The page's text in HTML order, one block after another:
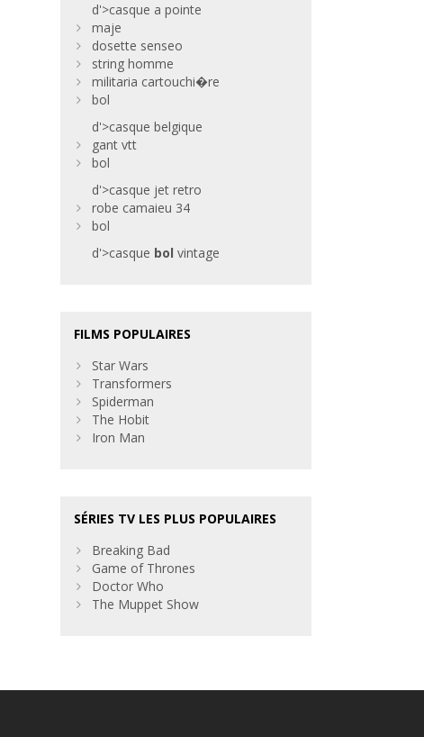
d'>casque a pointe
maje
dosette senseo
string homme
militaria cartouchi�re
bol
d'>casque belgique
gant vtt
bol
d'>casque jet retro
robe camaieu 34
bol
d'>casque bol vintage
FILMS POPULAIRES
Star Wars
Transformers
Spiderman
The Hobit
Iron Man
SÉRIES TV LES PLUS POPULAIRES
Breaking Bad
Game of Thrones
Doctor Who
The Muppet Show